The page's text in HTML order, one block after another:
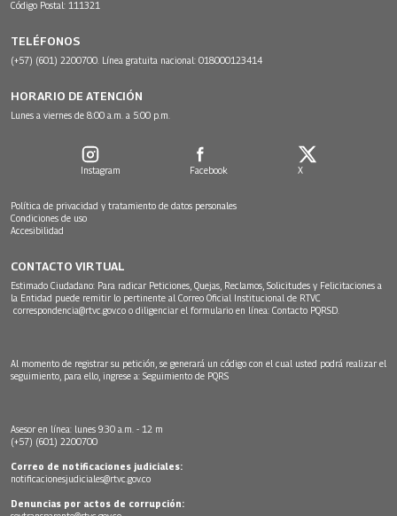
Código Postal: 111321
TELÉFONOS
(+57) (601) 2200700. Línea gratuita nacional: 018000123414
HORARIO DE ATENCIÓN
Lunes a viernes de 8:00 a.m. a 5:00 p.m.
Instagram Facebook X
Política de privacidad y tratamiento de datos personales
Condiciones de uso
Accesibilidad
CONTACTO VIRTUAL
Estimado Ciudadano: Para radicar Peticiones, Quejas, Reclamos, Solicitudes y Felicitaciones a
la Entidad puede remitir lo pertinente al Correo Oficial Institucional de RTVC
correspondencia@rtvc.gov.co o diligenciar el formulario en línea: Contacto PQRSD.
Al momento de registrar su petición, se generará un código con el cual usted podrá realizar el
seguimiento, para ello, ingrese a: Seguimiento de PQRS
Asesor en línea: lunes 9:30 a.m. - 12 m
(+57) (601) 2200700
Correo de notificaciones judiciales:
notificacionesjudiciales@rtvc.gov.co
Denuncias por actos de corrupción: